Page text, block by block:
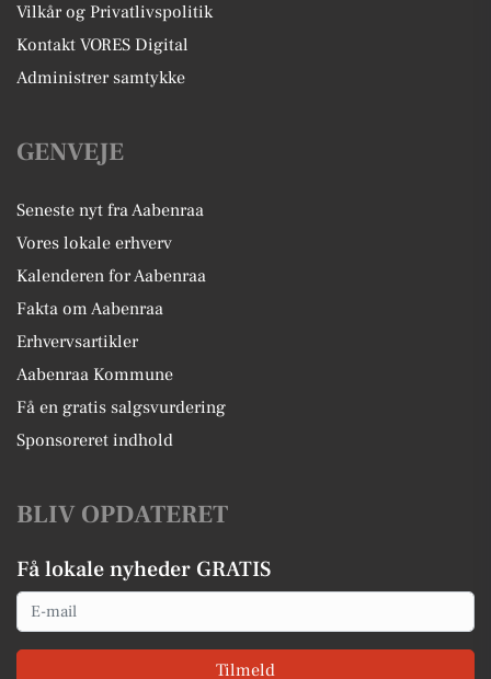
Vilkår og Privatlivspolitik
Kontakt VORES Digital
Administrer samtykke
GENVEJE
Seneste nyt fra Aabenraa
Vores lokale erhverv
Kalenderen for Aabenraa
Fakta om Aabenraa
Erhvervsartikler
Aabenraa Kommune
Få en gratis salgsvurdering
Sponsoreret indhold
BLIV OPDATERET
Få lokale nyheder GRATIS
Email
Tilmeld